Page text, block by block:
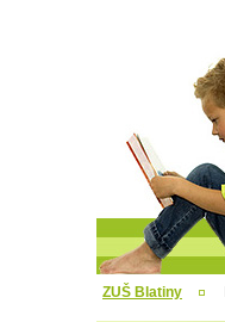
ZUŠ Blatiny